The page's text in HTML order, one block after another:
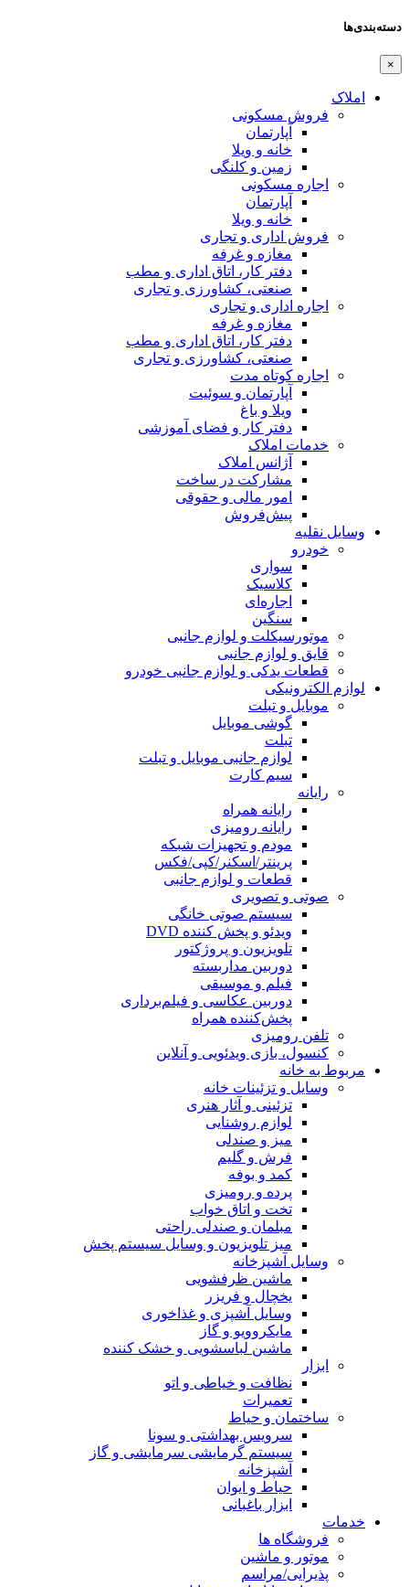
دسته‌بندی‌ها
×
املاک
فروش مسکونی
آپارتمان
خانه و ویلا
زمین و کلنگی
اجاره مسکونی
آپارتمان
خانه و ویلا
فروش اداری و تجاری
مغازه و غرفه
دفتر کار، اتاق اداری و مطب
صنعتی،‌ کشاورزی و تجاری
اجاره اداری و تجاری
مغازه و غرفه
دفتر کار، اتاق اداری و مطب
صنعتی،‌ کشاورزی و تجاری
اجاره کوتاه مدت
آپارتمان و سوئیت
ویلا و باغ
دفتر کار و فضای آموزشی
خدمات املاک
آژانس املاک
مشارکت در ساخت
امور مالی و حقوقی
پیش‌فروش
وسایل نقلیه
خودرو
سواری
کلاسیک
اجاره‌ای
سنگین
موتورسیکلت و لوازم جانبی
قایق و لوازم جانبی
قطعات یدکی و لوازم جانبی خودرو
لوازم الکترونیکی
موبایل و تبلت
گوشی موبایل
تبلت
لوازم جانبی موبایل و تبلت
سیم کارت
رایانه
رایانه همراه
رایانه رومیزی
مودم و تجهیزات شبکه
پرینتر/اسکنر/کپی/فکس
قطعات و لوازم جانبی
صوتی و تصویری
سیستم صوتی خانگی
ویدئو و پخش کننده DVD
تلویزیون و پروژکتور
دوربین مداربسته
فیلم و موسیقی
دوربین عکاسی و فیلم‌برداری
پخش‌کننده همراه
تلفن رومیزی
کنسول، بازی‌ ویدئویی و آنلاین
مربوط به خانه
وسایل و تزئینات خانه
تزئینی و آثار هنری
لوازم روشنایی
میز و صندلی
فرش و گلیم
کمد و بوفه
پرده و رومیزی
تخت و اتاق خواب
مبلمان و صندلی راحتی
میز تلویزیون و وسایل سیستم پخش
وسایل آشپزخانه
ماشین ظرفشویی
یخچال و فریزر
وسایل آشپزی و غذاخوری
مایکروویو و گاز
ماشین لباسشویی و خشک کننده
ابزار
نظافت و خیاطی و اتو
تعمیرات
ساختمان و حیاط
سرویس بهداشتی و سونا
سیستم گرمایشی سرمایشی و گاز
آشپزخانه
حیاط و ایوان
ابزار باغبانی
خدمات
فروشگاه ها
موتور و ماشین
پذیرایی/مراسم